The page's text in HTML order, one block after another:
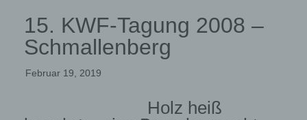
15. KWF-Tagung 2008 –
Schmallenberg
Februar 19, 2019
Holz heiß